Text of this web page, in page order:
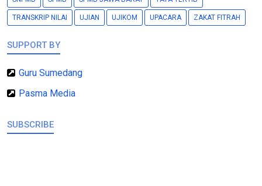
TRANSKRIP NILAI UJIAN UJIKOM UPACARA ZAKAT FITRAH
SUPPORT BY
Guru Sumedang
Pasma Media
SUBSCRIBE